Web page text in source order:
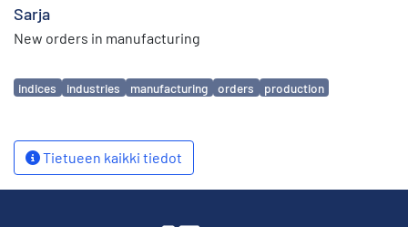
Sarja
New orders in manufacturing
Avainsanat
indices industries manufacturing orders production
Tietueen kaikki tiedot